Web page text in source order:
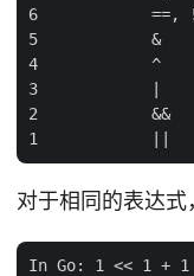
6            ==,
5            &
4            ^
3            |
2            &&
对于相同的表达式
In Go: 1 << 1 +